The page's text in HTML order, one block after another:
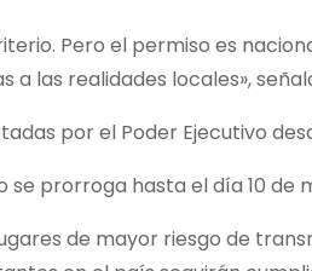
Pero el permiso es
las realidades locales»,
por el Poder Ejecutivo
prorroga hasta el día 10 de
de mayor riesgo de